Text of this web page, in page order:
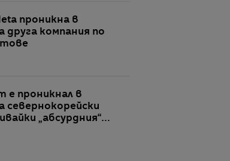
проникна в
друга компания по
е проникнал в
севернокорейски
„абсурдния“
им